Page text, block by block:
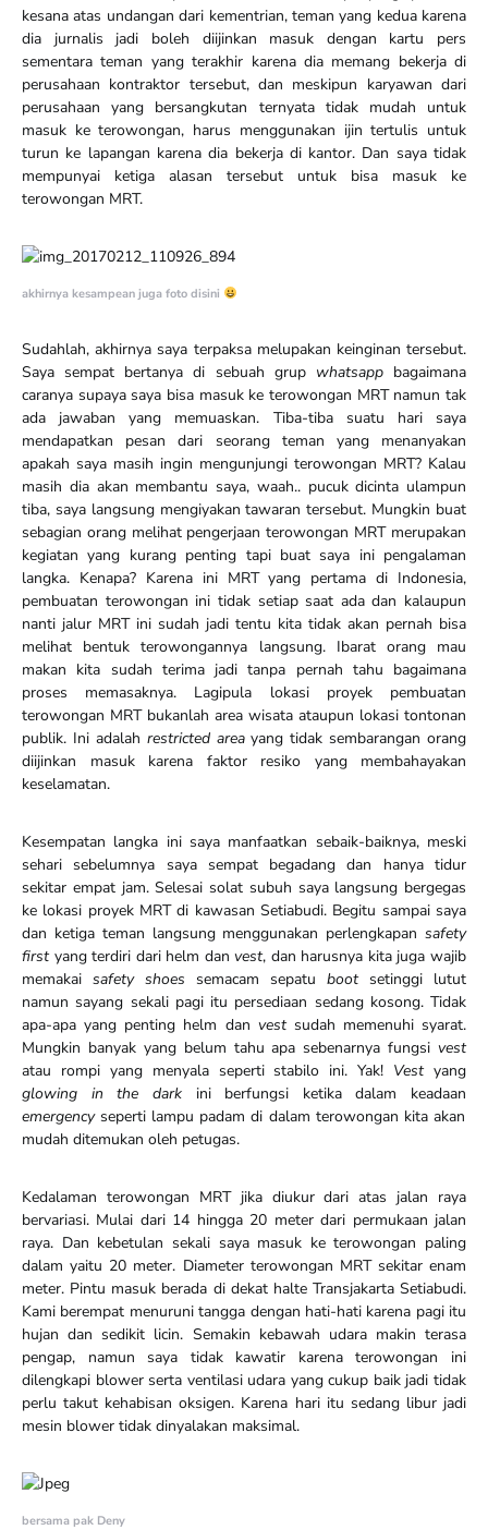
kesana atas undangan dari kementrian, teman yang kedua karena
dia jurnalis jadi boleh diijinkan masuk dengan kartu pers
sementara teman yang terakhir karena dia memang bekerja di
perusahaan kontraktor tersebut, dan meskipun karyawan dari
perusahaan yang bersangkutan ternyata tidak mudah untuk
masuk ke terowongan, harus menggunakan ijin tertulis untuk
turun ke lapangan karena dia bekerja di kantor. Dan saya tidak
mempunyai ketiga alasan tersebut untuk bisa masuk ke
terowongan MRT.
akhirnya kesampean juga foto disini
Sudahlah, akhirnya saya terpaksa melupakan keinginan tersebut.
Saya sempat bertanya di sebuah grup whatsappbagaimana
caranya supaya saya bisa masuk ke terowongan MRT namun tak
ada jawaban yang memuaskan. Tiba-tiba suatu hari saya
mendapatkan pesan dari seorang teman yang menanyakan
apakah saya masih ingin mengunjungi terowongan MRT? Kalau
masih dia akan membantu saya, waah.. pucuk dicinta ulampun
tiba, saya langsung mengiyakan tawaran tersebut. Mungkin buat
sebagian orang melihat pengerjaan terowongan MRT merupakan
kegiatan yang kurang penting tapi buat saya ini pengalaman
langka. Kenapa? Karena ini MRT yang pertama di Indonesia,
pembuatan terowongan ini tidak setiap saat ada dan kalaupun
nanti jalur MRT ini sudah jadi tentu kita tidak akan pernah bisa
melihat bentuk terowongannya langsung. Ibarat orang mau
makan kita sudah terima jadi tanpa pernah tahu bagaimana
proses memasaknya. Lagipula lokasi proyek pembuatan
terowongan MRT bukanlah area wisata ataupun lokasi tontonan
publik. Ini adalah restricted areayang tidak sembarangan orang
diijinkan masuk karena faktor resiko yang membahayakan
keselamatan.
Kesempatan langka ini saya manfaatkan sebaik-baiknya, meski
sehari sebelumnya saya sempat begadang dan hanya tidur
sekitar empat jam. Selesai solat subuh saya langsung bergegas
ke lokasi proyek MRT di kawasan Setiabudi. Begitu sampai saya
dan ketiga teman langsung menggunakan perlengkapan safety
firstyang terdiri dari helm danvest, dan harusnya kita juga wajib
memakai safety shoes semacam sepatu bootsetinggi lutut
namun sayang sekali pagi itu persediaan sedang kosong. Tidak
apa-apa yang penting helm dan vestsudah memenuhi syarat.
Mungkin banyak yang belum tahu apa sebenarnya fungsi vest
atau rompi yang menyala seperti stabilo ini. Yak! Vestyang
glowing in the darkini berfungsi ketika dalam keadaan
emergencyseperti lampu padam di dalam terowongan kita akan
mudah ditemukan oleh petugas.
Kedalaman terowongan MRT jika diukur dari atas jalan raya
bervariasi. Mulai dari 14 hingga 20 meter dari permukaan jalan
raya. Dan kebetulan sekali saya masuk ke terowongan paling
dalam yaitu 20 meter. Diameter terowongan MRT sekitar enam
meter. Pintu masuk berada di dekat halte Transjakarta Setiabudi.
Kami berempat menuruni tangga dengan hati-hati karena pagi itu
hujan dan sedikit licin. Semakin kebawah udara makin terasa
pengap, namun saya tidak kawatir karena terowongan ini
dilengkapi blower serta ventilasi udara yang cukup baik jadi tidak
perlu takut kehabisan oksigen. Karena hari itu sedang libur jadi
mesin blower tidak dinyalakan maksimal.
bersama pak Deny